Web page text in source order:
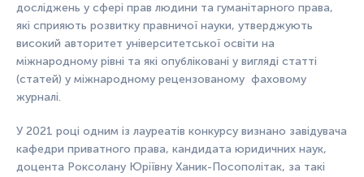
досліджень у сфері прав людини та гуманітарного права,
які сприяють розвитку правничої науки, утверджують
високий авторитет університетської освіти на
міжнародному рівні та які опубліковані у вигляді статті
(статей) у міжнародному рецензованому фаховому
журналі.
У 2021 році одним із лауреатів конкурсу визнано завідувача
кафедри приватного права, кандидата юридичних наук,
доцента Роксолану Юріївну Ханик-Посополітак, за такі